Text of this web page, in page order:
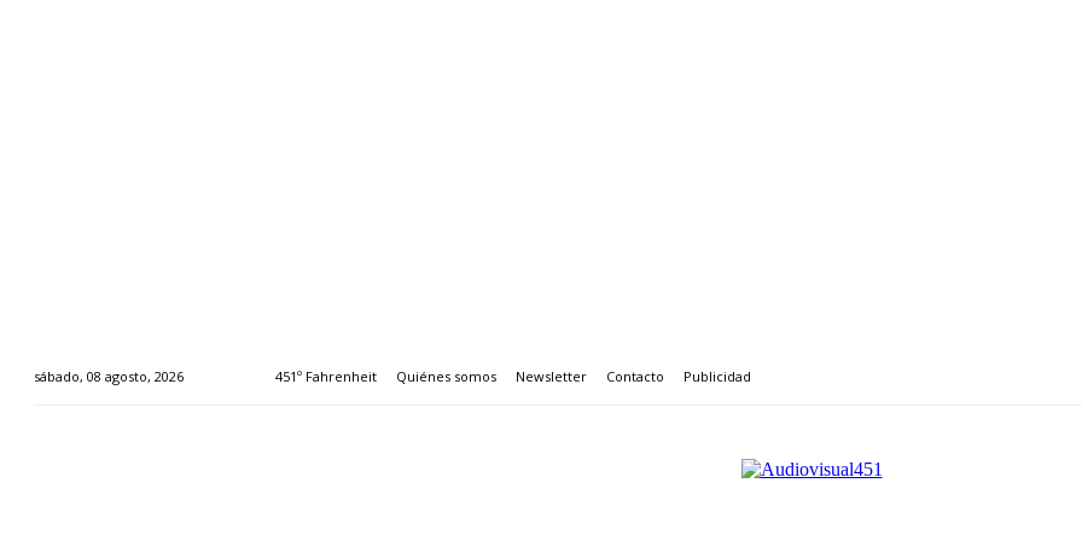
sábado, 08 agosto, 2026 451º Fahrenheit Quiénes somos Newsletter Contacto Publicidad